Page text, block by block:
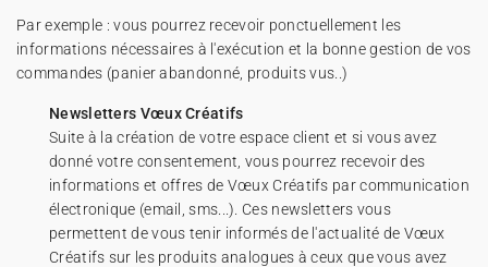
Par exemple : vous pourrez recevoir ponctuellement les
informations nécessaires à l'exécution et la bonne gestion de vos
commandes (panier abandonné, produits vus..)
Newsletters Vœux Créatifs
Suite à la création de votre espace client et si vous avez
donné votre consentement, vous pourrez recevoir des
informations et offres de Vœux Créatifs par communication
électronique (email, sms...). Ces newsletters vous
permettent de vous tenir informés de l'actualité de Vœux
Créatifs sur les produits analogues à ceux que vous avez